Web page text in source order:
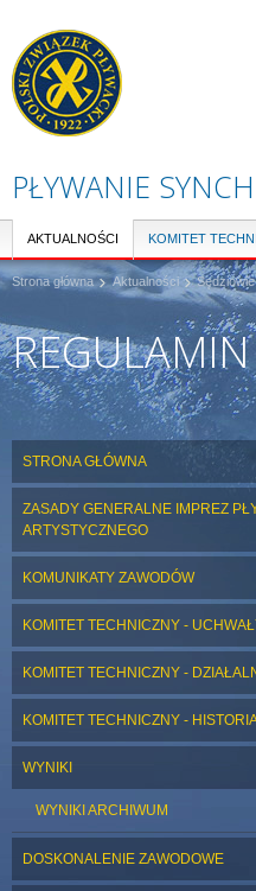
PŁYWANIE
AKTUALNOŚCI KOMITET
Strona główna Aktualności
STRONA GŁÓWNA
ZASADY GENERALNE IMPREZ
ARTYSTYCZNEGO
KOMUNIKATY ZAWODÓW
KOMITET TECHNICZNY -
KOMITET TECHNICZNY -
KOMITET TECHNICZNY -
WYNIKI
WYNIKI ARCHIWUM
DOSKONALENIE ZAWODOWE